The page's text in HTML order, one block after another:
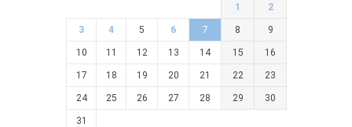
1 2
3 4 5 6 7 8 9
10 11 12 13 14 15 16
17 18 19 20 21 22 23
24 25 26 27 28 29 30
31